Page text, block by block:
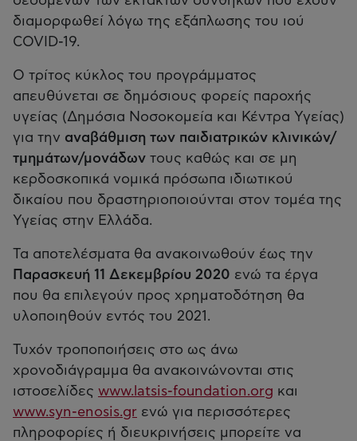
διαμορφωθεί λόγω της εξάπλωσης του ιού
COVID-19.
Ο τρίτος κύκλος του προγράμματος
απευθύνεται σε δημόσιους φορείς παροχής
υγείας (Δημόσια Νοσοκομεία και Κέντρα Υγείας)
για την αναβάθμιση των παιδιατρικών κλινικών/
τμημάτων/μονάδων τους καθώς και σε μη
κερδοσκοπικά νομικά πρόσωπα ιδιωτικού
δικαίου που δραστηριοποιούνται στον τομέα της
Υγείας στην Ελλάδα.
Τα αποτελέσματα θα ανακοινωθούν έως την
Παρασκευή 11 Δεκεμβρίου 2020 ενώ τα έργα
που θα επιλεγούν προς χρηματοδότηση θα
υλοποιηθούν εντός του 2021.
Τυχόν τροποποιήσεις στο ως άνω
χρονοδιάγραμμα θα ανακοινώνονται στις
ιστοσελίδες www.latsis-foundation.org και
www.syn-enosis.gr ενώ για περισσότερες
πληροφορίες ή διευκρινήσεις μπορείτε να